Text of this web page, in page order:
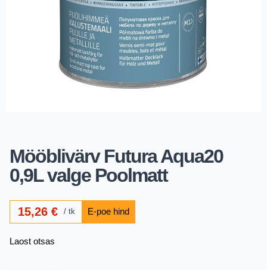
Mööblivärv Futura Aqua20
0,9L valge Poolmatt
15,26€ tk
Laost otsas